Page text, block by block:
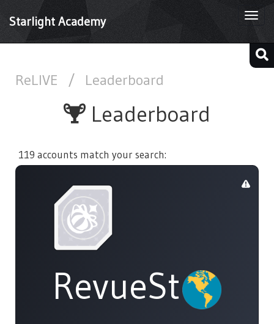
Starlight Academy
ReLIVE / Leaderboard
Leaderboard
119 accounts match your search: